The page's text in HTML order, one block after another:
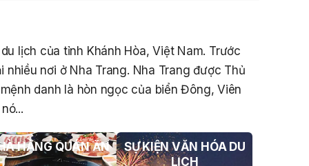
641/TB-VNT Ngày 18/05/2026 Của
Ban Quản Lý Vịnh Nha Trang Về Việc
Lựa Chọn Tổ Chức Đấu Giá Tài Sản
NỘI QUY BẾN THỦY NỘI ĐỊA HÒN MUN
NỘI QUY BẾN THỦY NỘI ĐỊA BẾN TÀU
lịch của tỉnh Khánh Hòa, Việt Nam. Trước
nơi ở Nha Trang. Nha Trang được Thủ
danh là hòn ngọc của biển Đông, Viên
HÀNG QUÁN ĂN
SỰ KIỆN VĂN HÓA DU
LỊCH